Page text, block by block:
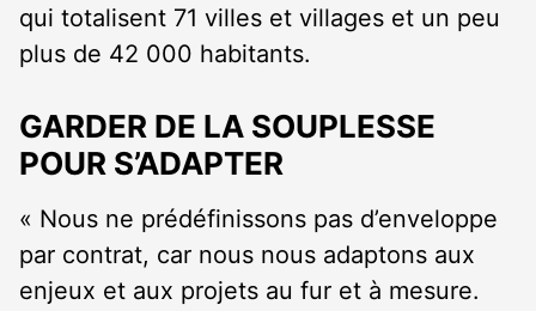
qui totalisent 71 villes et villages et un peu
plus de 42 000 habitants.
GARDER DE LA SOUPLESSE
POUR S’ADAPTER
« Nous ne prédéfinissons pas d’enveloppe
par contrat, car nous nous adaptons aux
enjeux et aux projets au fur et à mesure.